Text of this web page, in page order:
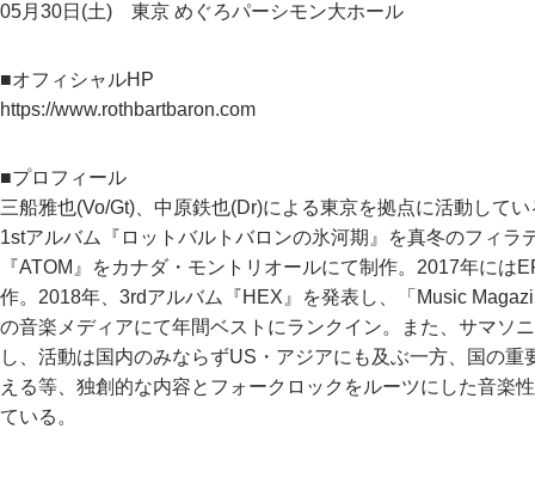
05月30日(土) 東京 めぐろパーシモン大ホール
■オフィシャルHP
https://www.rothbartbaron.com
■プロフィール
三船雅也(Vo/Gt)、中原鉄也(Dr)による東京を拠点に活動して
1stアルバム『ロットバルトバロンの氷河期』を真冬のフィ
『ATOM』をカナダ・モントリオールにて制作。2017年には
作。2018年、3rdアルバム『HEX』を発表し、「Music
の音楽メディアにて年間ベストにランクイン。また、サマソ
し、活動は国内のみならずUS・アジアにも及ぶ一方、国の
える等、独創的な内容とフォークロックをルーツにした音楽
ている。